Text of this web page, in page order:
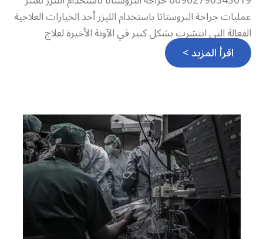
عمليات جراحة البروستاتا باستخدام الليزر أحد الخيارات العلاجية
الفعالة التي انتشرت بشكل كبير في الآونة الأخيرة لعلاج
اقرأ المزيد >